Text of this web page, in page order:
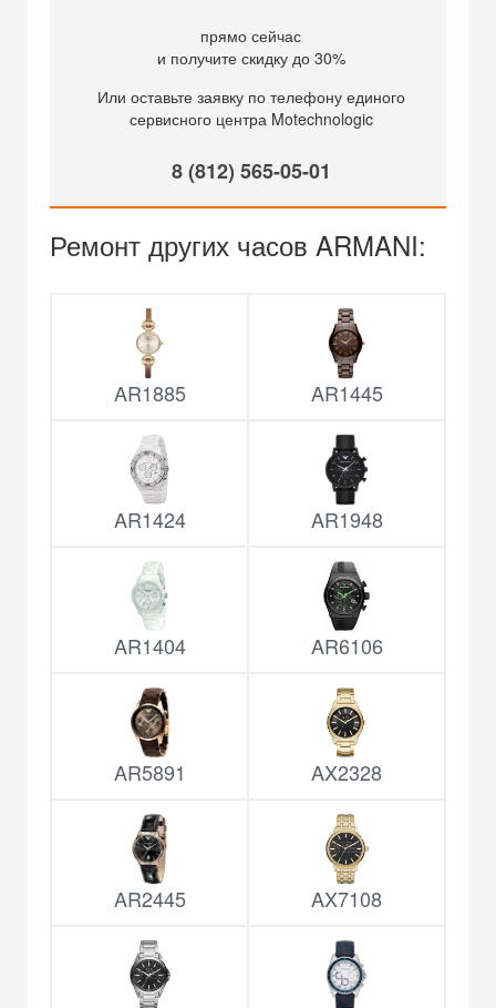
прямо сейчас
и получите скидку до 30%
Или оставьте заявку по телефону единого
сервисного центра Motechnologic
8 (812) 565-05-01
Ремонт других часов ARMANI:
AR1885 AR1445
AR1424 AR1948
AR1404 AR6106
AR5891 AX2328
AR2445 AX7108